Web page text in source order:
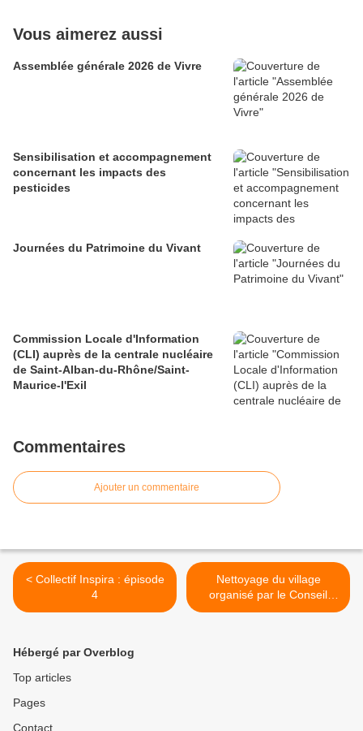
Vous aimerez aussi
Assemblée générale 2026 de Vivre
Sensibilisation et accompagnement
concernant les impacts des
pesticides
Journées du Patrimoine du Vivant
Commission Locale d'Information
(CLI) auprès de la centrale nucléaire
de Saint-Alban-du-Rhône/Saint-
Maurice-l'Exil
Commentaires
Ajouter un commentaire
< Collectif Inspira : épisode
4
Nettoyage du village
organisé par le Conseil
Municipal des Enfants de
Hébergé par Overblog
Top articles
Pages
Contact